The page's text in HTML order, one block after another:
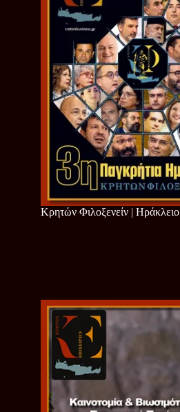
Κρητών Φιλοξενείν | Ηράκλειο